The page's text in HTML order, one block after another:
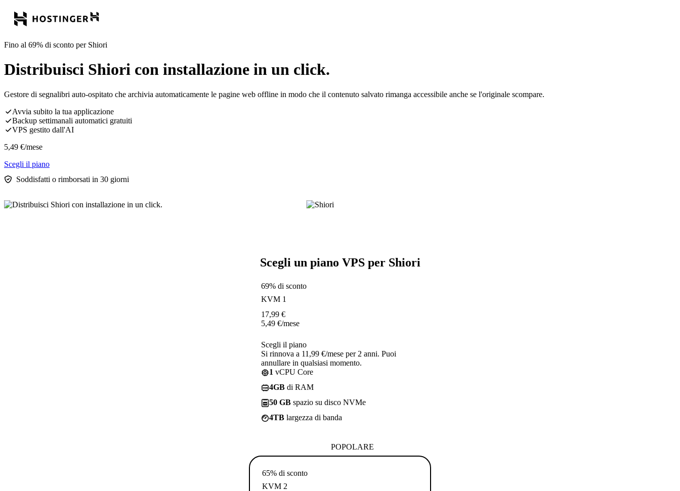
Fino al 69% di sconto per Shiori
Distribuisci Shiori con installazione in un click.
Gestore di segnalibri auto-ospitato che archivia automaticamente le pagine web offline in modo che il contenuto salvato rimanga accessibile anche se l'originale scompare.
Avvia subito la tua applicazione
Backup settimanali automatici gratuiti
VPS gestito dall'AI
5,49 €/mese
Scegli il piano
Soddisfatti o rimborsati in 30 giorni
Scegli un piano VPS per Shiori
69% di sconto
KVM 1
17,99 €
5,49 €/mese
Scegli il piano
Si rinnova a 11,99 €/mese per 2 anni. Puoi
annullare in qualsiasi momento.
1 vCPU Core
4GB di RAM
50 GB spazio su disco NVMe
4TB largezza di banda
POPOLARE
65% di sconto
KVM 2